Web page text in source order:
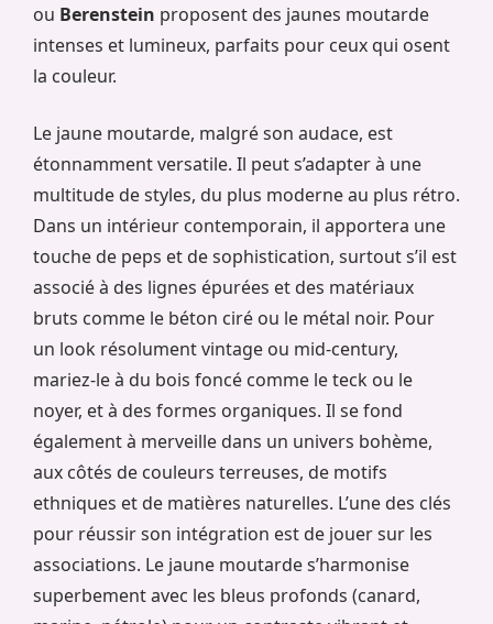
ou Berenstein proposent des jaunes moutarde
intenses et lumineux, parfaits pour ceux qui osent
la couleur.
Le jaune moutarde, malgré son audace, est
étonnamment versatile. Il peut s’adapter à une
multitude de styles, du plus moderne au plus rétro.
Dans un intérieur contemporain, il apportera une
touche de peps et de sophistication, surtout s’il est
associé à des lignes épurées et des matériaux
bruts comme le béton ciré ou le métal noir. Pour
un look résolument vintage ou mid-century,
mariez-le à du bois foncé comme le teck ou le
noyer, et à des formes organiques. Il se fond
également à merveille dans un univers bohème,
aux côtés de couleurs terreuses, de motifs
ethniques et de matières naturelles. L’une des clés
pour réussir son intégration est de jouer sur les
associations. Le jaune moutarde s’harmonise
superbement avec les bleus profonds (canard,